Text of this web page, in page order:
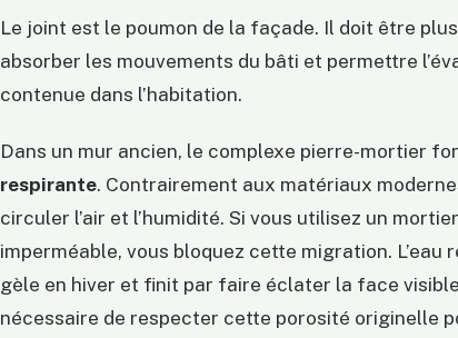
Le joint est le poumon de la façade. Il doit être
absorber les mouvements du bâti et permettre
contenue dans l’habitation.
Dans un mur ancien, le complexe pierre-mortier
respirante. Contrairement aux matériaux
circuler l’air et l’humidité. Si vous utilisez un
imperméable, vous bloquez cette migration.
gèle en hiver et finit par faire éclater la face
nécessaire de respecter cette porosité originelle